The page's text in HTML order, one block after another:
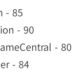
- 85
- 90
- 80
- 84